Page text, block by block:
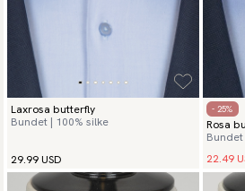
Laxrosa butterfly
Bundet | 100% silke
29.99 USD
- 25%
Rosa
Bundet
22.49